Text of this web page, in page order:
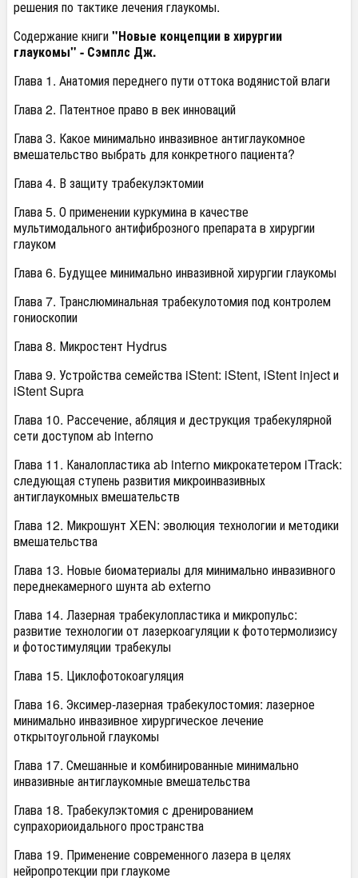
решения по тактике лечения глаукомы.
Содержание книги"Новые концепции в хирургии
глаукомы" - Сэмплс Дж.
Глава 1. Анатомия переднего пути оттока водянистой влаги
Глава 2. Патентное право в век инноваций
Глава 3. Какое минимально инвазивное антиглаукомное
вмешательство выбрать для конкретного пациента?
Глава 4. В защиту трабекулэктомии
Глава 5. О применении куркумина в качестве
мультимодального антифиброзного препарата в хирургии
глауком
Глава 6. Будущее минимально инвазивной хирургии глаукомы
Глава 7. Транслюминальная трабекулотомия под контролем
гониоскопии
Глава 8. Микростент Hydrus
Глава 9. Устройства семейства iStent: iStent, iStent inject и
iStent Supra
Глава 10. Рассечение, абляция и деструкция трабекулярной
сети доступом ab interno
Глава 11. Каналопластика ab interno микрокатетером iTrack:
следующая ступень развития микроинвазивных
антиглаукомных вмешательств
Глава 12. Микрошунт XEN: эволюция технологии и методики
вмешательства
Глава 13. Новые биоматериалы для минимально инвазивного
переднекамерного шунта ab externo
Глава 14. Лазерная трабекулопластика и микропульс:
развитие технологии от лазеркоагуляции к фототермолизису
и фотостимуляции трабекулы
Глава 15. Циклофотокоагуляция
Глава 16. Эксимер-лазерная трабекулостомия: лазерное
минимально инвазивное хирургическое лечение
открытоугольной глаукомы
Глава 17. Смешанные и комбинированные минимально
инвазивные антиглаукомные вмешательства
Глава 18. Трабекулэктомия с дренированием
супрахориоидального пространства
Глава 19. Применение современного лазера в целях
нейропротекции при глаукоме